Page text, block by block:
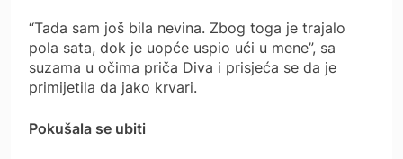
“Tada sam još bila nevina. Zbog toga je trajalo
pola sata, dok je uopće uspio ući u mene”, sa
suzama u očima priča Diva i prisjeća se da je
primijetila da jako krvari.
Pokušala se ubiti